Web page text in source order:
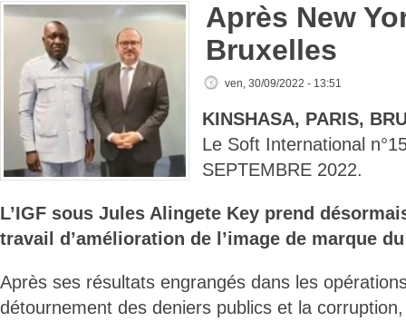
Après New
Bruxelles
ven, 30/09/2022 - 13:51
KINSHASA, PARIS,
Le Soft International
SEPTEMBRE 2022.
L’IGF sous Jules Alingete Key prend
travail d’amélioration de l’image de marque
Après ses résultats engrangés dans les
détournement des deniers publics et la